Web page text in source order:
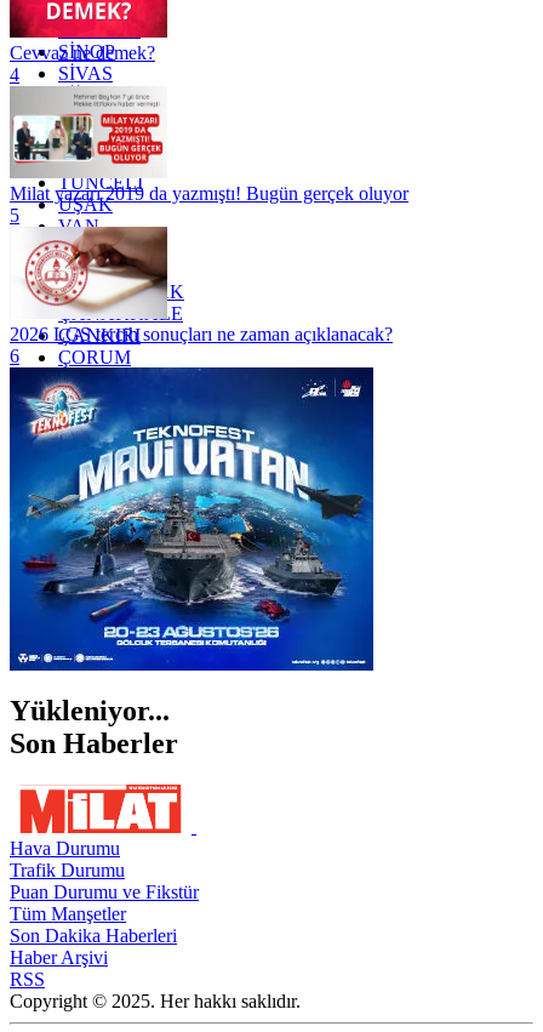
SAKARYA
SAMSUN
SİNOP
SİVAS
SİİRT
TEKİRDAĞ
TOKAT
TRABZON
TUNCELİ
UŞAK
VAN
YALOVA
YOZGAT
ZONGULDAK
ÇANAKKALE
ÇANKIRI
ÇORUM
İSTANBUL
İZMİR
ŞANLIURFA
ŞIRNAK
Cevvaz ne demek?
4
Milat yazarı 2019 da yazmıştı! Bugün gerçek oluyor
5
2026 LGS tercih sonuçları ne zaman açıklanacak?
6
Yükleniyor...
Son Haberler
Hava Durumu
Trafik Durumu
Puan Durumu ve Fikstür
Tüm Manşetler
Son Dakika Haberleri
Haber Arşivi
RSS
Copyright © 2025. Her hakkı saklıdır.